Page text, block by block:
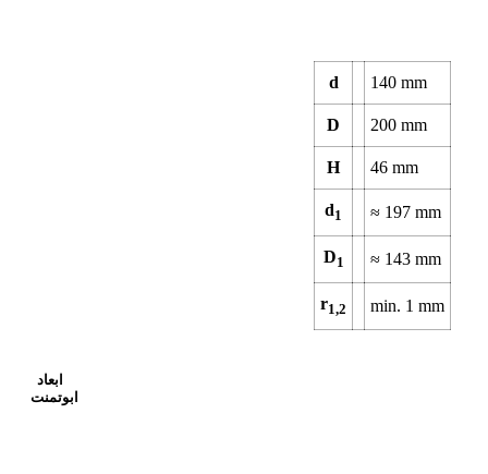
d 140mm
D 200mm
H 46mm
d1 ≈ 197mm
D1 ≈ 143mm
r1,2 min. 1mm
ابعاد
ابوتمنت